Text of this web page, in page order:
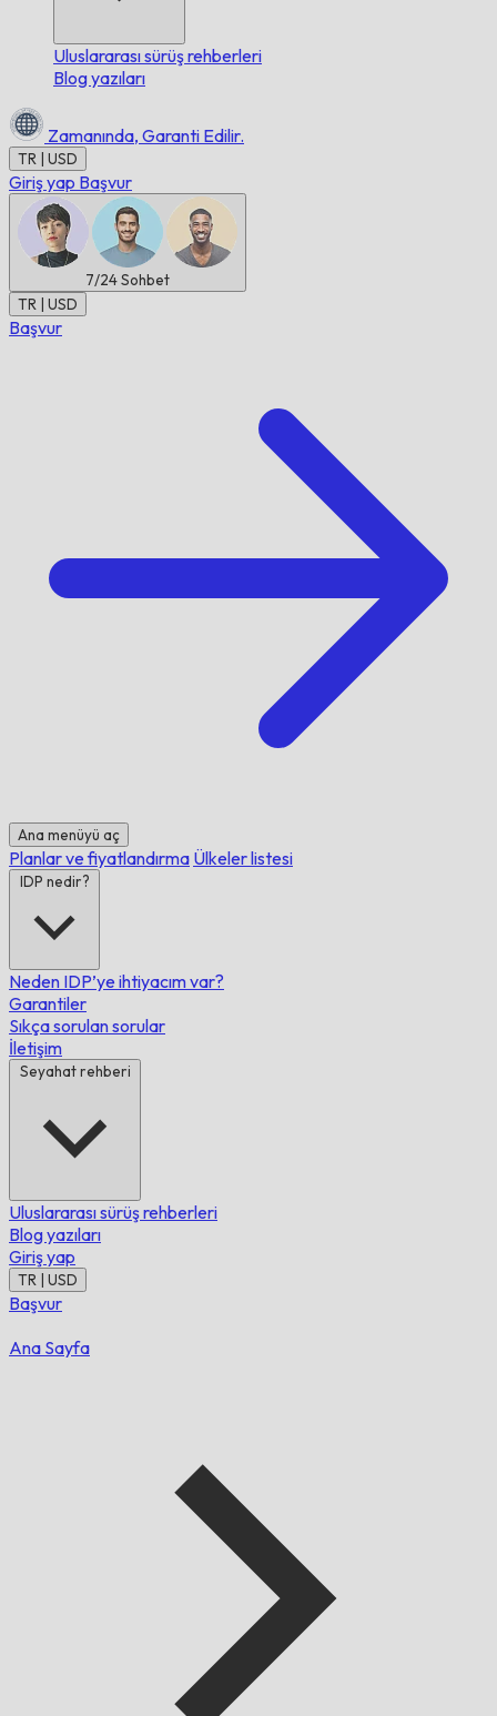
Uluslararası sürüş rehberleri
Blog yazıları
Zamanında, Garanti Edilir.
TR | USD
Giriş yap Başvur
7/24Sohbet
TR | USD
Başvur
Ana menüyü aç
Planlar ve fiyatlandırma Ülkeler listesi
IDP nedir?
Neden IDP’ye ihtiyacım var?
Garantiler
Sıkça sorulan sorular
İletişim
Seyahat rehberi
Uluslararası sürüş rehberleri
Blog yazıları
Giriş yap
TR | USD
Başvur
Ana Sayfa